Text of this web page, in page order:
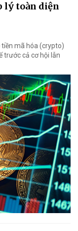
lý toàn diện
tiền mã hóa (crypto)
trước cả cơ hội lẫn